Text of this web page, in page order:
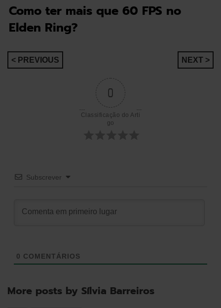
Como ter mais que 60 FPS no
Elden Ring?
Navegação
< PREVIOUS NEXT >
0
Classificação do Arti
go
Subscrever
0 COMENTÁRIOS
More posts by Sílvia Barreiros